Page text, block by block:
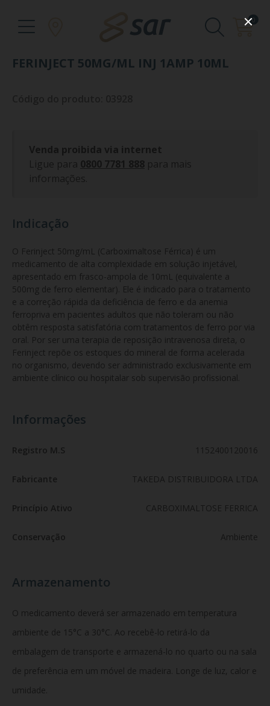
0
FERINJECT 50MG/ML INJ 1AMP 10ML
Venda proibida via internet
Ligue para 0800 7781 888 para mais
informações.
Indicação
O Ferinject 50mg/mL (Carboximaltose Férrica) é um
medicamento de alta complexidade em solução injetável,
apresentado em frasco-ampola de 10mL (equivalente a
500mg de ferro elementar). Ele é indicado para o tratamento
e a correção rápida da deficiência de ferro e da anemia
ferropriva em pacientes adultos que não toleram ou não
obtêm resposta satisfatória com tratamentos de ferro por via
oral. Por ser uma terapia de reposição intravenosa direta, o
Ferinject repõe os estoques do mineral de forma acelerada
no organismo, devendo ser administrado exclusivamente em
ambiente clínico ou hospitalar sob supervisão profissional.
Informações
Registro M.S 1152400120016
Fabricante TAKEDA DISTRIBUIDORA LTDA
Princípio Ativo CARBOXIMALTOSE FERRICA
Conservação Ambiente
Armazenamento
O medicamento deverá ser armazenado em temperatura
ambiente de 15°C a 30°C. Ao recebê-lo retirá-lo da
embalagem de transporte e armazená-lo no quarto ou na sala
de preferência em um móvel de madeira. Longe de luz, calor e
umidade.